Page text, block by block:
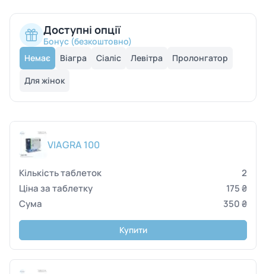
Доступні опції
Бонус (безкоштовно)
Немає
Віагра Сіаліс Левітра
Пролонгатор
Для жінок
VIAGRA 100
2
175 ₴
350 ₴
Купити